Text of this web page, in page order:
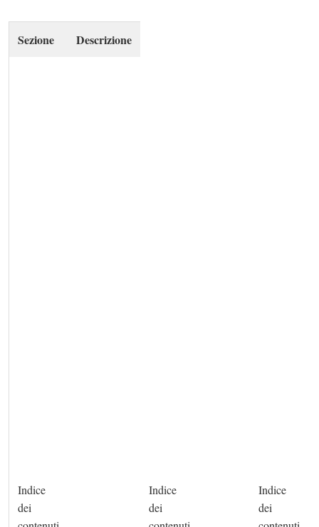
Sezione Descrizione
Indice
dei
Indice
dei
Indice
dei